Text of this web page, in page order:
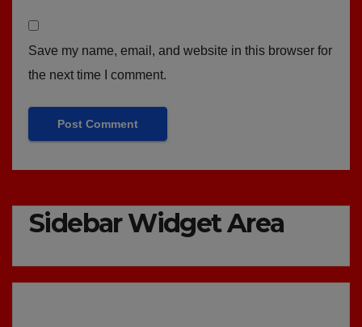
Save my name, email, and website in this browser for
the next time I comment.
Sidebar Widget Area